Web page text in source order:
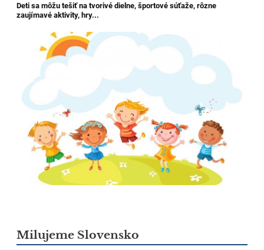
Deti sa môžu tešiť na tvorivé dielne, športové súťaže, rôzne
zaujímavé aktivity, hry...
Milujeme Slovensko